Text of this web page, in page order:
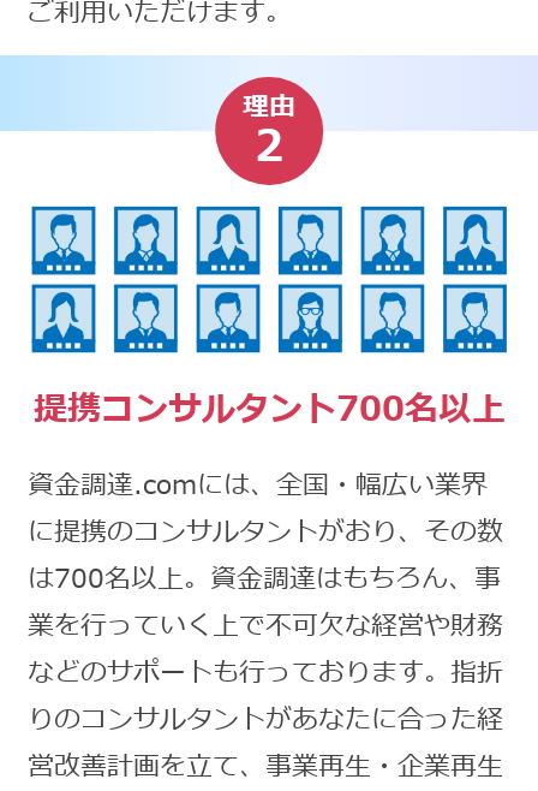
ご利用いただけます。
理由
2
提携コンサルタント700名以上
資金調達.comには、全国・幅広い業界
に提携のコンサルタントがおり、その数
は700名以上。資金調達はもちろん、事
業を行っていく上で不可欠な経営や財務
などのサポートも行っております。指折
りのコンサルタントがあなたに合った経
営改善計画を立て、事業再生・企業再生